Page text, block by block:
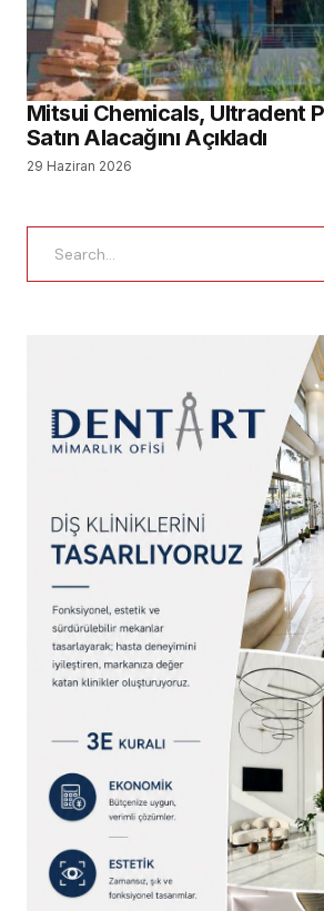
Mitsui Chemicals, Ultradent
Satın Alacağını Açıkladı
29 Haziran 2026